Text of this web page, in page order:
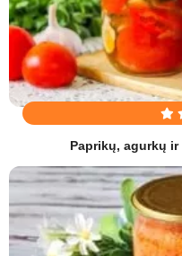
Paprikų, agurkų